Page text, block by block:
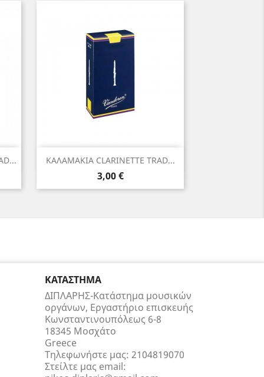
ΚΑΛΑΜΑΚΙΑ CLARINETTE TRAD...
Τιμή
3,00 €
Γρήγορη προβολή
ΚΑΤΆΣΤΗΜΑ
ΔΙΠΛΑΡΗΣ-Κατάστημα μουσικών
οργάνων, Εργαστήριο επισκευής
Κωνσταντινουπόλεως 6-8
18345 Μοσχάτο
Greece
Τηλεφωνήστε μας: 2104819070
Στείλτε μας email: